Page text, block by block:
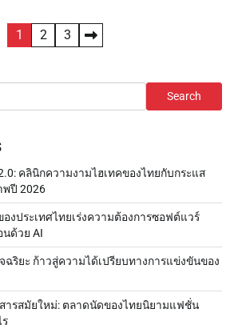
1 2 3
Search
คลินิกความงามไฮเทคของไทยกับกระแส
พปี 2026
งประเทศไทยเร่งความต้องการซอฟต์แวร์
นด้วย AI
ริยะ ก้าวสู่ความได้เปรียบทางการแข่งขันของ
ารสมัยใหม่: ตลาดนัดของไทยนิยามแฟชั่น